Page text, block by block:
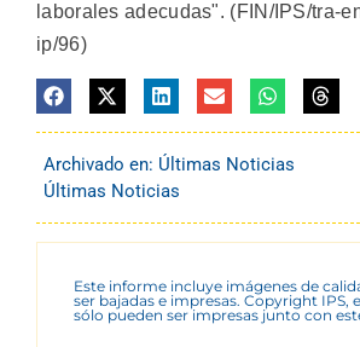
laborales adecudas". (FIN/IPS/tra-
ip/96)
Archivado en: Últimas Noticias
Últimas Noticias
Este informe incluye imágenes de
ser bajadas e impresas. Copyright IPS,
sólo pueden ser impresas junto con